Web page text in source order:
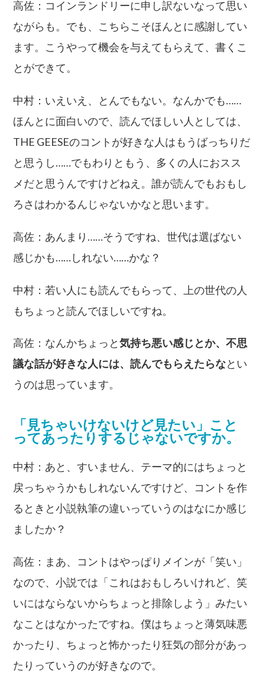
高佐：コインランドリーに申し訳ないなって思い
ながらも。でも、こちらこそほんとに感謝してい
ます。こうやって機会を与えてもらえて、書くこ
とができて。
中村：いえいえ、とんでもない。なんかでも……
ほんとに面白いので、読んでほしい人としては、
THE GEESEのコントが好きな人はもうばっちりだ
と思うし……でもわりともう、多くの人におスス
メだと思うんですけどねえ。誰が読んでもおもし
ろさはわかるんじゃないかなと思います。
高佐：あんまり……そうですね、世代は選ばない
感じかも……しれない……かな？
中村：若い人にも読んでもらって、上の世代の人
もちょっと読んでほしいですね。
高佐：なんかちょっと気持ち悪い感じとか、不思
議な話が好きな人には、読んでもらえたらなとい
うのは思っています。
「見ちゃいけないけど見たい」こと
ってあったりするじゃないですか。
中村：あと、すいません、テーマ的にはちょっと
戻っちゃうかもしれないんですけど、コントを作
るときと小説執筆の違いっていうのはなにか感じ
ましたか？
高佐：まあ、コントはやっぱりメインが「笑い」
なので、小説では「これはおもしろいけれど、笑
いにはならないからちょっと排除しよう」みたい
なことはなかったですね。僕はちょっと薄気味悪
かったり、ちょっと怖かったり狂気の部分があっ
たりっていうのが好きなので。